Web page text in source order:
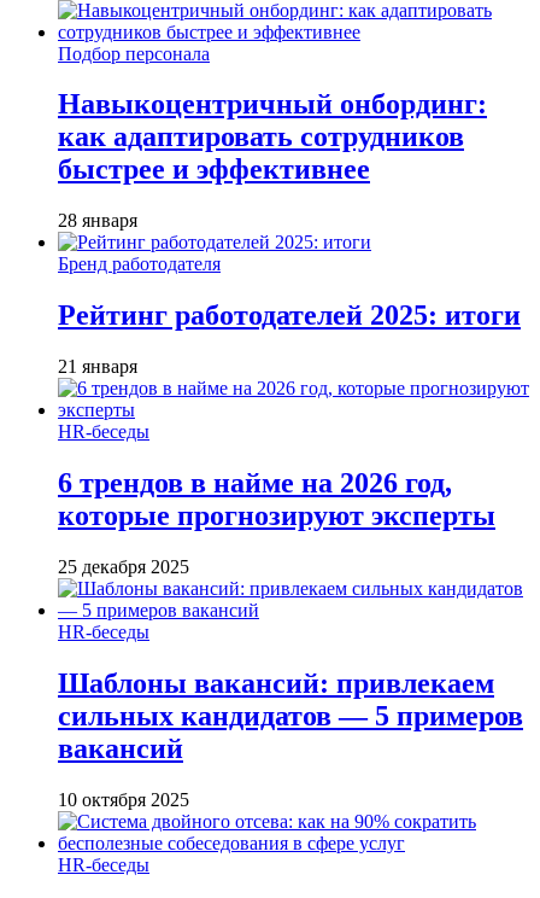
Подбор персонала
Навыкоцентричный онбординг:
как адаптировать сотрудников
быстрее и эффективнее
28 января
Бренд работодателя
Рейтинг работодателей 2025: итоги
21 января
HR-беседы
6 трендов в найме на 2026 год,
которые прогнозируют эксперты
25 декабря 2025
HR-беседы
Шаблоны вакансий: привлекаем
сильных кандидатов — 5 примеров
вакансий
10 октября 2025
HR-беседы